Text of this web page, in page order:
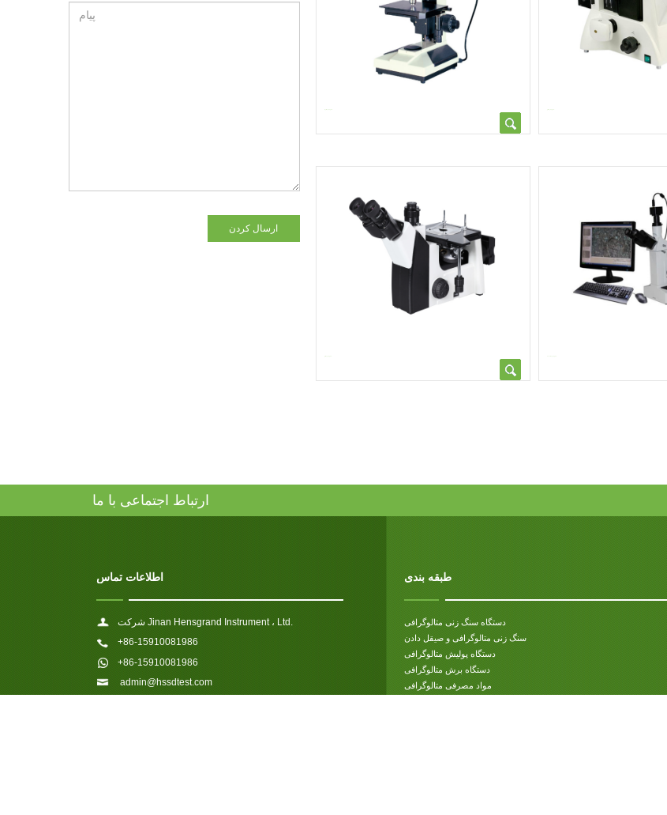
ارسال کردن
ارتباط اجتماعی با ما
اطلاعات تماس
شرکت Jinan Hensgrand Instrument ، Ltd.
+86-15910081986
+86-15910081986
admin@hssdtest.com
طبقه بندی
دستگاه سنگ زنی متالوگرافی
سنگ زنی متالوگرافی و صیقل دادن
دستگاه پولیش متالوگرافی
دستگاه برش متالوگرافی
مواد مصرفی متالوگرافی